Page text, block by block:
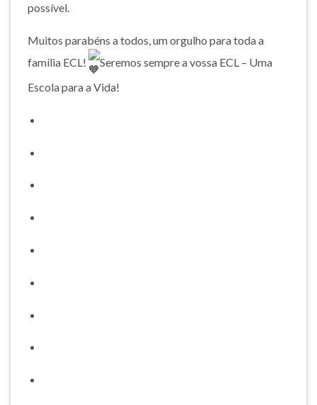
possível.
Muitos parabéns a todos, um orgulho para toda a
família ECL!
Seremos sempre a vossa ECL – Uma
Escola para a Vida!